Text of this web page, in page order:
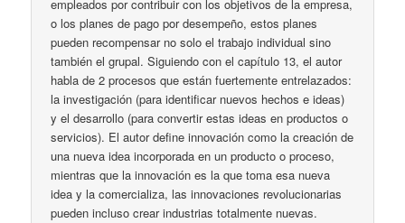
empleados por contribuir con los objetivos de la empresa,
o los planes de pago por desempeño, estos planes
pueden recompensar no solo el trabajo individual sino
también el grupal. Siguiendo con el capítulo 13, el autor
habla de 2 procesos que están fuertemente entrelazados:
la investigación (para identificar nuevos hechos e ideas)
y el desarrollo (para convertir estas ideas en productos o
servicios). El autor define innovación como la creación de
una nueva idea incorporada en un producto o proceso,
mientras que la innovación es la que toma esa nueva
idea y la comercializa, las innovaciones revolucionarias
pueden incluso crear industrias totalmente nuevas.